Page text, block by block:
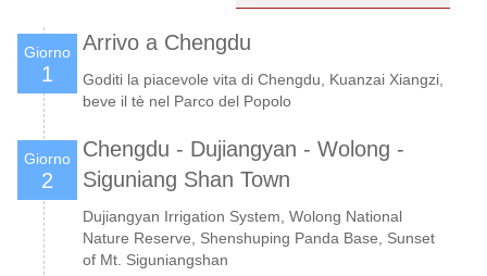
Giorno
1
Arrivo a Chengdu
Goditi la piacevole vita di Chengdu, Kuanzai Xiangzi,
beve il tè nel Parco del Popolo
Giorno
2
Chengdu - Dujiangyan - Wolong -
Siguniang Shan Town
Dujiangyan Irrigation System, Wolong National
Nature Reserve, Shenshuping Panda Base, Sunset
of Mt. Siguniangshan